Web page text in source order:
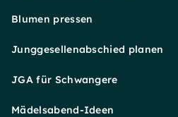
Blumen pressen
Junggesellenabschied planen
JGA für Schwangere
Mädelsabend-Ideen